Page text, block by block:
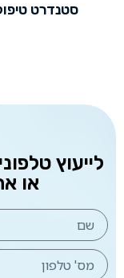
סטנדרט
לייעוץ
או